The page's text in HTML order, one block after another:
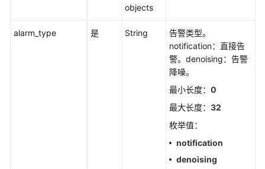
（阿
objects
alarm_type 是 String
告警类型。
notification：直接告
警。denoising：告警
降噪。
最小长度： 0
最大长度： 32
枚举值：
notification
denoising